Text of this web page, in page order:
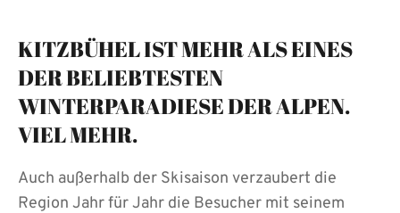
KITZBÜHEL IST MEHR ALS EINES
DER BELIEBTESTEN
WINTERPARADIESE DER ALPEN.
VIEL MEHR.
Auch außerhalb der Skisaison verzaubert die
Region Jahr für Jahr die Besucher mit seinem